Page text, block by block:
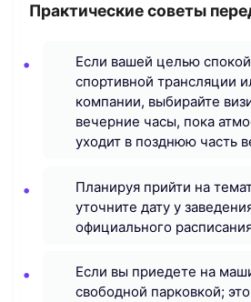
Практические советы
Если вашей целью
спортивной трансляции
компании, выбирайте
вечерние часы, пока
уходит в позднюю часть
Планируя прийти на
уточните дату у
официального
Если вы приедете на
свободной парковкой;